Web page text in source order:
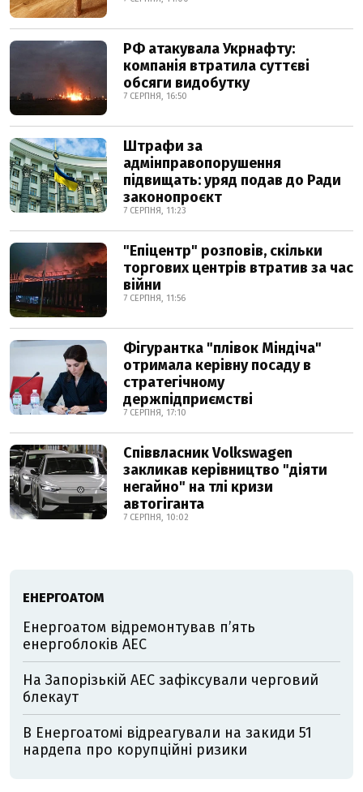
РФ атакувала Укрнафту:
компанія втратила суттєві
обсяги видобутку
7 СЕРПНЯ, 16:50
Штрафи за
адмінправопорушення
підвищать: уряд подав до Ради
законопроєкт
7 СЕРПНЯ, 11:23
"Епіцентр" розповів, скільки
торгових центрів втратив за час
війни
7 СЕРПНЯ, 11:56
Фігурантка "плівок Міндіча"
отримала керівну посаду в
стратегічному
держпідприємстві
7 СЕРПНЯ, 17:10
Співвласник Volkswagen
закликав керівництво "діяти
негайно" на тлі кризи
автогіганта
7 СЕРПНЯ, 10:02
ЕНЕРГОАТОМ
Енергоатом відремонтував п’ять
енергоблоків АЕС
На Запорізькій АЕС зафіксували черговий
блекаут
В Енергоатомі відреагували на закиди 51
нардепа про корупційні ризики